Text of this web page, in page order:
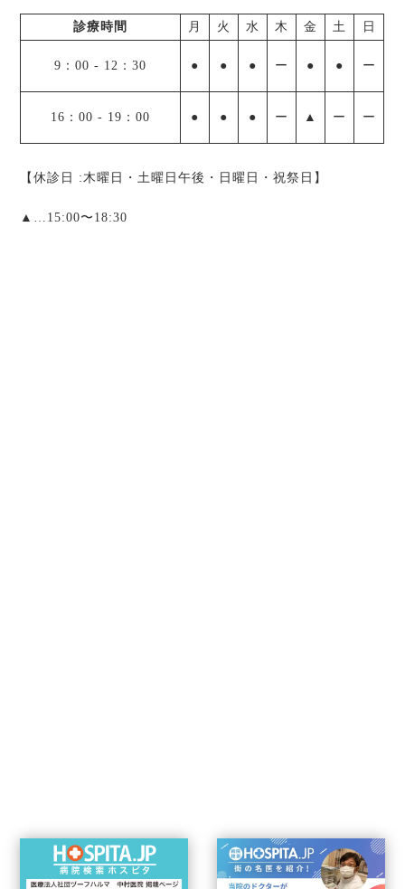
診療時間 月 火 水 木 金 土 日
9：00 - 12：30 ● ● ● ー ● ● ー
16：00 - 19：00 ● ● ● ー ▲ ー ー
【休診日 :木曜日・土曜日午後・日曜日・祝祭日】
▲ …15:00〜18:30